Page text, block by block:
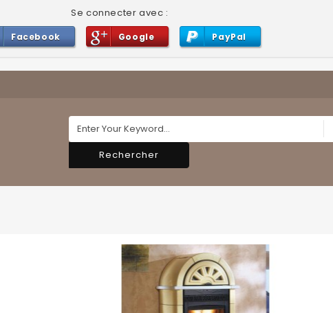
Se connecter avec :
Facebook Google PayPal
Rechercher